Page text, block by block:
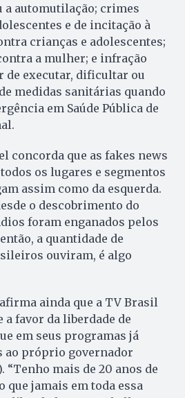
automutilação; crimes
e de incitação à
crianças e adolescentes;
a mulher; e infração
de executar, dificultar ou
medidas sanitárias quando
em Saúde Pública de
concorda que as fakes news
os lugares e segmentos
assim como da esquerda.
o descobrimento do
foram enganados pelos
a quantidade de
ouviram, é algo
ainda que a TV Brasil
favor da liberdade de
em seus programas já
próprio governador
“Tenho mais de 20 anos de
que jamais em toda essa